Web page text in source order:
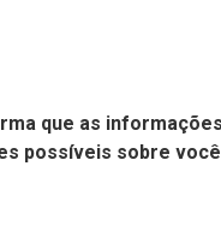
que as
possíveis sobre